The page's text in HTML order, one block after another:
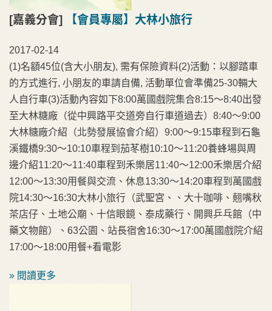
[嘉義分會] 【會員專屬】大林小旅行
2017-02-14
(1)名額45位(含大小朋友), 需有保險資料(2)活動：以腳踏車
的方式進行, 小朋友的車請自備, 活動單位會準備25-30輛大
人自行車(3)活動內容如下8:00萬國戲院集合8:15～8:40出發
至大林糖廠（從中興路平交道旁自行車道過去）8:40～9:00
大林糖廠介紹（北勢發展協會介紹）9:00～9:15車程到石龜
溪鐵橋9:30～10:10車程到茄苳樹10:10～11:20養蜂場與周
邊介紹11:20～11:40車程到禾樂居11:40～12:00禾樂居介紹
12:00～13:30用餐與交流、休息13:30～14:20車程到萬國戲
院14:30～16:30大林小旅行（武聖宮、、大十咖啡、翹嘴秋
茶店仔、土地公廟、十信眼鏡、泰成藥行、開興乒乓館（中
藥文物館）、63公園、站長宿舍16:30～17:00萬國戲院介紹
17:00～18:00用餐+看電影
» 閱讀更多